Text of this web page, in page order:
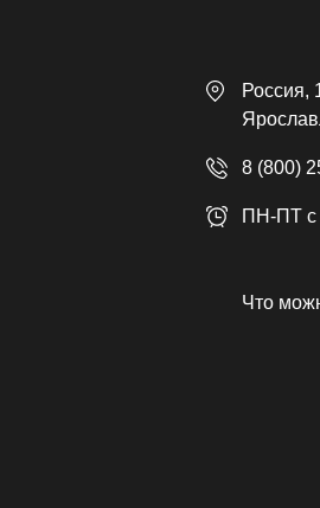
Россия,
8 (800)
ПН-ПТ с
Что